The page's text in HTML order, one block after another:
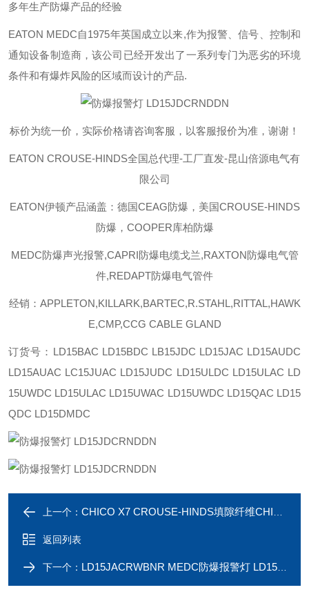
多年生产防爆产品的经验
EATON MEDC自1975年英国成立以来,作为报警、信号、控制和
通知设备制造商，该公司已经开发出了一系列专门为恶劣的环境
条件和有爆炸风险的区域而设计的产品.
标价为统一价，实际价格请咨询客服，以客服报价为准，谢谢！
EATON CROUSE-HINDS全国总代理-工厂直发-昆山倍源电气有
限公司
EATON伊顿产品涵盖：德国CEAG防爆，美国CROUSE-HINDS
防爆，COOPER库柏防爆
MEDC防爆声光报警,CAPRI防爆电缆戈兰,RAXTON防爆电气管
件,REDAPT防爆电气管件
经销： APPLETON,KILLARK,BARTEC,R.STAHL,RITTAL,HAWK
E,CMP,CCG CABLE GLAND
订货号：LD15BAC LD15BDC LB15JDC LD15JAC LD15AUDC
LD15AUAC LC15JUAC LD15JUDC LD15ULDC LD15ULAC LD
15UWDC LD15ULAC LD15UWAC LD15UWDC LD15QAC LD15
QDC LD15DMDC
上一个： CHICO X7 CROUSE-HINDS填隙纤维CHICOX7
返回列表
下一个： LD15JACRWBNR MEDC防爆报警灯 LD15JACRWBNR